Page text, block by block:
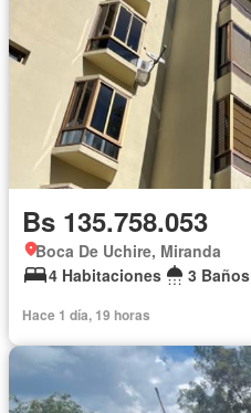
Bs 135.758.053
Boca De Uchire, Miranda
4 Habitaciones
3 Baños
Hace 1 día, 19 horas